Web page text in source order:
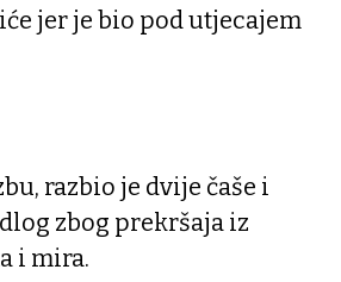
jer je bio pod utjecajem
razbio je dvije čaše i
zbog prekršaja iz
i mira.